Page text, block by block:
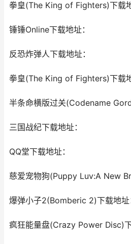
拳皇(The King of Fighters)下载地
锤锤Online下载地址：
反恐炸弹人下载地址：
拳皇(The King of Fighters)下载地
半条命横版过关(Codename
三国战纪下载地址：
QQ堂下载地址：
慈爱宠物狗(Puppy Luv:A New
爆弹小子2(Bomberic 2)下载地址
疯狂能量盘(Crazy Power Disc)下